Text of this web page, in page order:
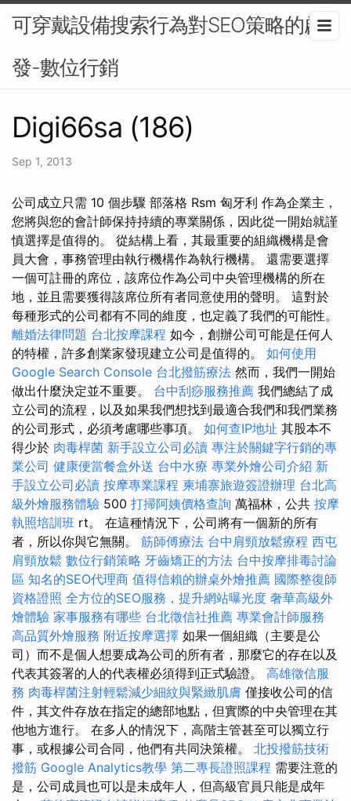
可穿戴設備搜索行為對SEO策略的啟
發-數位行銷
Digi66sa (186)
Sep 1, 2013
公司成立只需 10 個步驟 部落格 Rsm 匈牙利 作為企業主，
您將與您的會計師保持持續的專業關係，因此從一開始就謹
慎選擇是值得的。 從結構上看，其最重要的組織機構是會
員大會，事務管理由執行機構作為執行機構。 還需要選擇
一個可註冊的席位，該席位作為公司中央管理機構的所在
地，並且需要獲得該席位所有者同意使用的聲明。 這對於
每種形式的公司都有不同的維度，也定義了我們的可能性。
離婚法律問題 台北按摩課程 如今，創辦公司可能是任何人
的特權，許多創業家發現建立公司是值得的。 如何使用
Google Search Console 台北撥筋療法 然而，我們一開始
做出什麼決定並不重要。 台中刮痧服務推薦 我們總結了成
立公司的流程，以及如果我們想找到最適合我們和我們業務
的公司形式，必須考慮哪些事項。 如何查IP地址 其股本不
得少於 肉毒桿菌 新手設立公司必讀 專注於關鍵字行銷的專
業公司 健康便當餐盒外送 台中水療 專業外燴公司介紹 新
手設立公司必讀 按摩專業課程 柬埔寨旅遊簽證辦理 台北高
級外燴服務體驗 500 打掃阿姨價格查詢 萬福林，公共 按摩
執照培訓班 rt。 在這種情況下，公司將有一個新的所有
者，所以你與它無關。 筋師傅療法 台中肩頸放鬆療程 西屯
肩頸放鬆 數位行銷策略 牙齒矯正的方法 台中按摩排毒討論
區 知名的SEO代理商 值得信賴的辦桌外燴推薦 國際整復師
資格證照 全方位的SEO服務，提升網站曝光度 奢華高級外
燴體驗 家事服務有哪些 台北徵信社推薦 專業會計師服務
高品質外燴服務 附近按摩選擇 如果一個組織（主要是公
司）而不是個人想要成為公司的所有者，那麼它的存在以及
代表其簽署的人的代表權必須得到正式驗證。 高雄徵信服
務 肉毒桿菌注射輕鬆減少細紋與緊緻肌膚 僅接收公司的信
件，其文件存放在指定的總部地點，但實際的中央管理在其
他地方進行。 在多人的情況下，高階主管甚至可以獨立行
事，或根據公司合同，他們有共同決策權。 北投撥筋技術
撥筋 Google Analytics教學 第二專長證照課程 需要注意的
是，公司成員也可以是未成年人，但高級官員只能是成年